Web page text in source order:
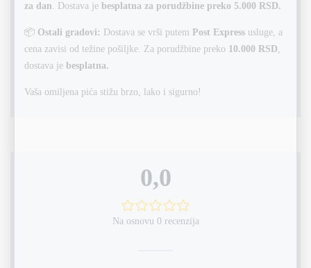
za dan. Dostava je besplatna za porudžbine preko 5.000 RSD.
📦 Ostali gradovi: Dostava se vrši putem Post Express usluge, a
cena zavisi od težine pošiljke. Za porudžbine preko 10.000 RSD,
dostava je besplatna.
Vaša omiljena pića stižu brzo, lako i sigurno!
0,0
Na osnovu 0 recenzija